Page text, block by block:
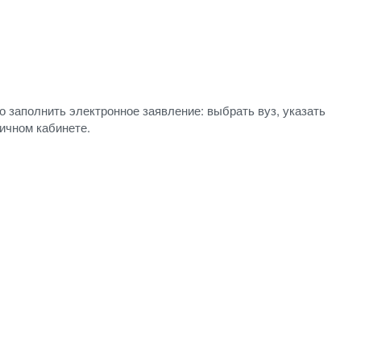
заполнить электронное заявление: выбрать вуз, указать
кабинете.